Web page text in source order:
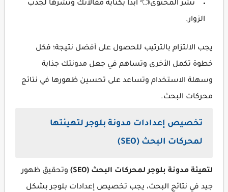
نشر المحتوى👈 ابدأ بكتابة مقالاتك ونشرها لجذب
الزوار.
يجب الالتزام بالترتيب للحصول على أفضل نتيجة؛ فكل
خطوة تكمل الأخرى وتساهم في جعل مدونتك جذابة
وسهلة الاستخدام وتساعد على تحسين ظهورها في نتائج
محركات البحث.
تخصيص إعدادات مدونة بلوجر لتهيئتها
لمحركات البحث (SEO)
لتهيئة مدونة بلوجر لمحركات البحث (SEO)
وتحقيق ظهور
جيد في نتائج البحث، يجب تخصيص إعدادات بلوجر بشكل